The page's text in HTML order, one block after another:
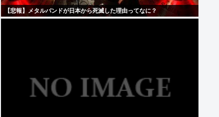
【悲報】メタルバンドが日本から死滅した理由ってなに？